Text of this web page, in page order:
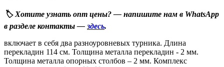
🏷️ Хотите узнать опт цены? — напишите нам в WhatsApp
в разделе контакты — здесь.
включает в себя два разноуровневых турника. Длина
перекладин 114 см. Толщина металла перекладин - 2 мм.
Толщина металла опорных столбов – 2 мм. Комплекс